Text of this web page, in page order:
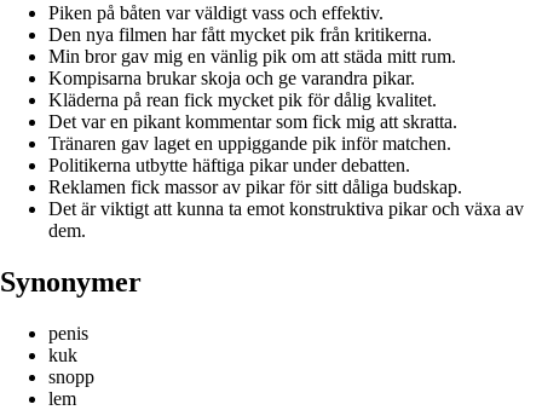
Piken på båten var väldigt vass och effektiv.
Den nya filmen har fått mycket pik från kritikerna.
Min bror gav mig en vänlig pik om att städa mitt rum.
Kompisarna brukar skoja och ge varandra pikar.
Kläderna på rean fick mycket pik för dålig kvalitet.
Det var en pikant kommentar som fick mig att skratta.
Tränaren gav laget en uppiggande pik inför matchen.
Politikerna utbytte häftiga pikar under debatten.
Reklamen fick massor av pikar för sitt dåliga budskap.
Det är viktigt att kunna ta emot konstruktiva pikar och växa av
dem.
Synonymer
penis
kuk
snopp
lem